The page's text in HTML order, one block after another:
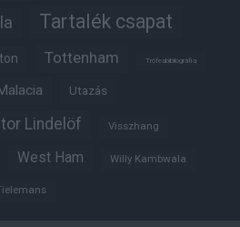
Tartalék csapat
Tottenham Trófeabibliográfia
Utazás
Lindelöf Visszhang
West Ham Willy Kambwala